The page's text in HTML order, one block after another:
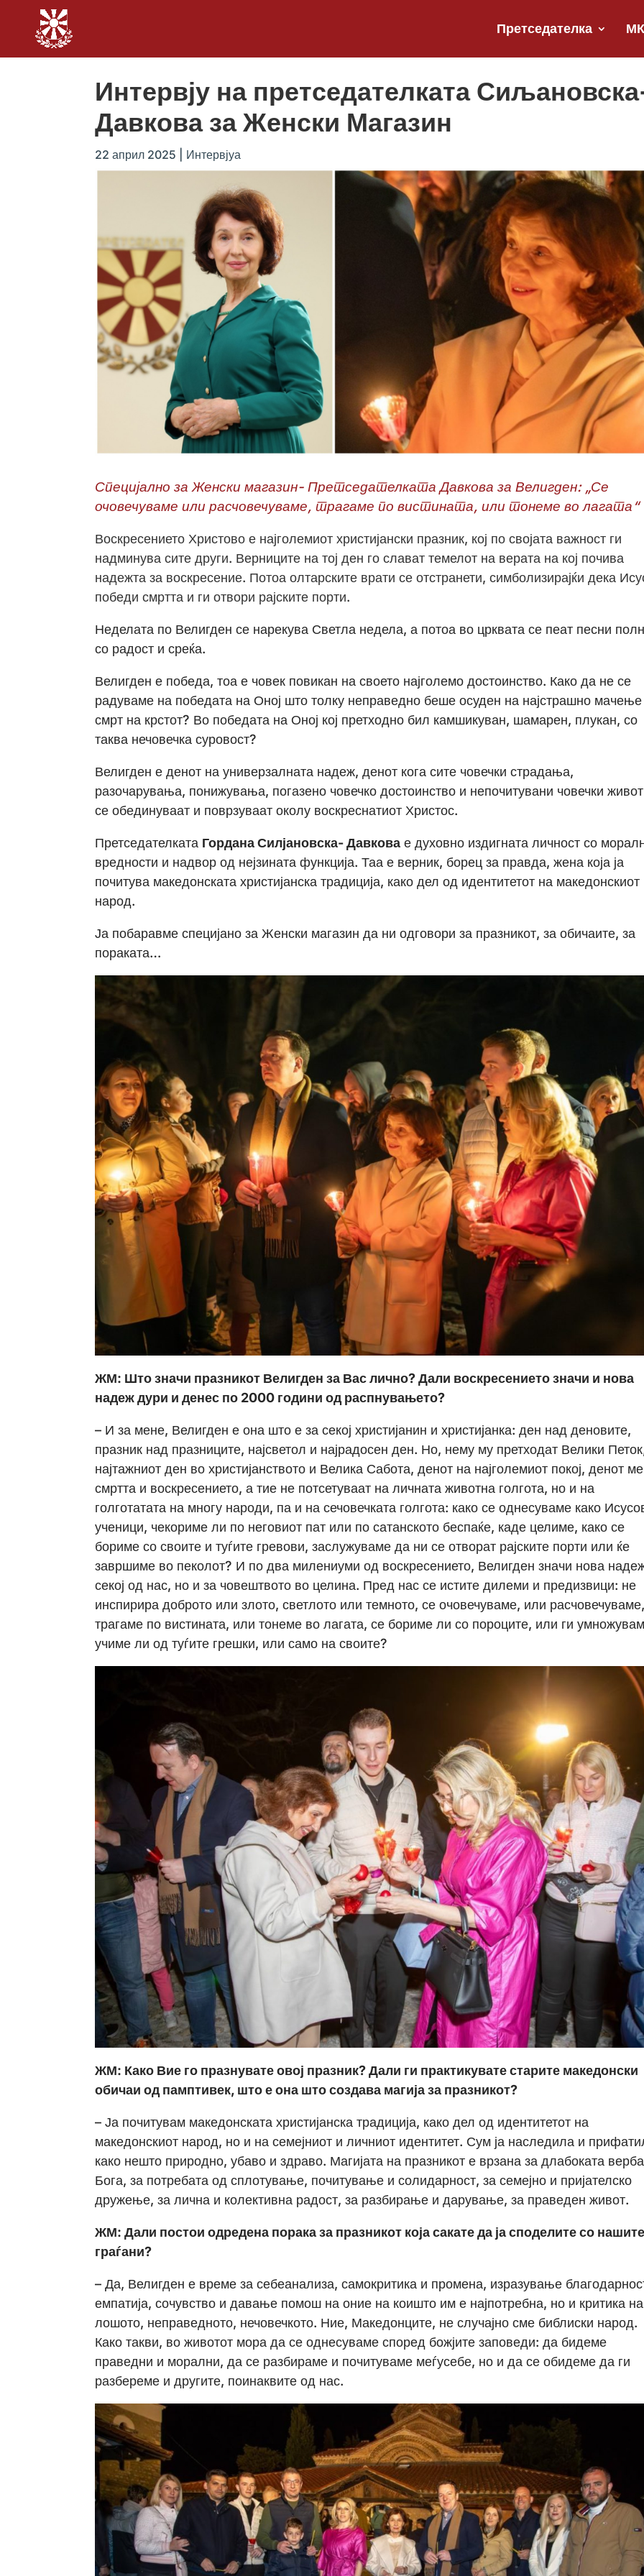
Претседателка МК
Интервју на претседателката
Давкова за Женски Магазин
22 април 2025 Интервјуа
Специјално за Женски магазин- Претседателката Давкова за Велигден: „Се
очовечуваме или расчовечуваме, трагаме по вистината, или тонеме во лагата“
Воскресението Христово е најголемиот христијански празник, кој по својата важност ги
надминува сите други. Верниците на тој ден го слават темелот на верата на кој почива
надежта за воскресение. Потоа олтарските врати се отстранети, симболизирајќи дека
победи смртта и ги отвори рајските порти.
Неделата по Велигден се нарекува Светла недела, а потоа во црквата се пеат песни
со радост и среќа.
Велигден е победа, тоа е човек повикан на своето најголемо достоинство. Како да не се
радуваме на победата на Оној што толку неправедно беше осуден на најстрашно
смрт на крстот? Во победата на Оној кој претходно бил камшикуван, шамарен, плукан, со
таква нечовечка суровост?
Велигден е денот на универзалната надеж, денот кога сите човечки страдања,
разочарувања, понижувања, погазено човечко достоинство и непочитувани човечки
се обединуваат и поврзуваат околу воскреснатиот Христос.
Претседателката Гордана Силјановска- Давкова е духовно издигната личност со
вредности и надвор од нејзината функција. Таа е верник, борец за правда, жена која ја
почитува македонската христијанска традиција, како дел од идентитетот на македонскиот
народ.
Ја побаравме специјано за Женски магазин да ни одговори за празникот, за обичаите, за
пораката…
ЖМ: Што значи празникот Велигден за Вас лично? Дали воскресението значи и нова
надеж дури и денес по 2000 години од распнувањето?
– И за мене, Велигден е она што е за секој христијанин и христијанка: ден над деновите,
празник над празниците, најсветол и најрадосен ден. Но, нему му претходат Велики
најтажниот ден во христијанството и Велика Сабота, денот на најголемиот покој, денот
смртта и воскресението, а тие не потсетуваат на личната животна голгота, но и на
голготатата на многу народи, па и на сечовечката голгота: како се однесуваме како
ученици, чекориме ли по неговиот пат или по сатанското беспаќе, каде целиме, како се
бориме со своите и туѓите гревови, заслужуваме да ни се отворат рајските порти или ќе
завршиме во пеколот? И по два милениуми од воскресението, Велигден значи нова
секој од нас, но и за човештвото во целина. Пред нас се истите дилеми и предизвици: не
инспирира доброто или злото, светлото или темното, се очовечуваме, или расчовечуваме,
трагаме по вистината, или тонеме во лагата, се бориме ли со пороците, или ги
учиме ли од туѓите грешки, или само на своите?
ЖМ: Како Вие го празнувате овој празник? Дали ги практикувате старите македонски
обичаи од памптивек, што е она што создава магија за празникот?
– Ја почитувам македонската христијанска традиција, како дел од идентитетот на
македонскиот народ, но и на семејниот и личниот идентитет. Сум ја наследила и
како нешто природно, убаво и здраво. Магијата на празникот е врзана за длабоката
Бога, за потребата од сплотување, почитување и солидарност, за семејно и пријателско
дружење, за лична и колективна радост, за разбирање и дарување, за праведен живот.
ЖМ: Дали постои одредена порака за празникот која сакате да ја споделите со нашите
граѓани?
– Да, Велигден е време за себеанализа, самокритика и промена, изразување
емпатија, сочувство и давање помош на оние на коишто им е најпотребна, но и критика на
лошото, неправедното, нечовечкото. Ние, Македонците, не случајно сме библиски народ.
Како такви, во животот мора да се однесуваме според божјите заповеди: да бидеме
праведни и морални, да се разбираме и почитуваме меѓусебе, но и да се обидеме да ги
разбереме и другите, поинаквите од нас.